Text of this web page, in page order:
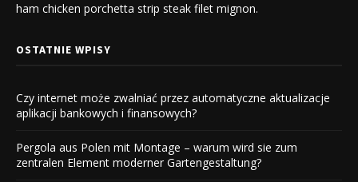
ham chicken porchetta strip steak filet mignon.
OSTATNIE WPISY
Czy internet może zwalniać przez automatyczne aktualizacje
aplikacji bankowych i finansowych?
Pergola aus Polen mit Montage – warum wird sie zum
zentralen Element moderner Gartengestaltung?